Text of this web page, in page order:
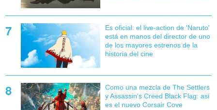
Es oficial: el live-action de 'Naruto'
está en manos del director de uno
de los mayores estrenos de la
historia del cine
Como una mezcla de The Settlers
y Assassin's Creed Black Flag: así
es el nuevo Corsair Cove